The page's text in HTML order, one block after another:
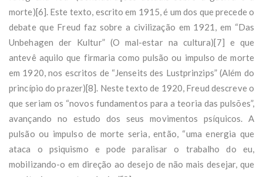
morte)[6]. Este texto, escrito em 1915, é um dos que precede o
debate que Freud faz sobre a civilização em 1921, em “Das
Unbehagen der Kultur” (O mal-estar na cultura)[7] e que
antevê aquilo que firmaria como pulsão ou impulso de morte
em 1920, nos escritos de “Jenseits des Lustprinzips” (Além do
princípio do prazer)[8]. Neste texto de 1920, Freud descreve o
que seriam os “novos fundamentos para a teoria das pulsões”,
avançando no estudo dos seus movimentos psíquicos. A
pulsão ou impulso de morte seria, então, “uma energia que
ataca o psiquismo e pode paralisar o trabalho do eu,
mobilizando-o em direção ao desejo de não mais desejar, que